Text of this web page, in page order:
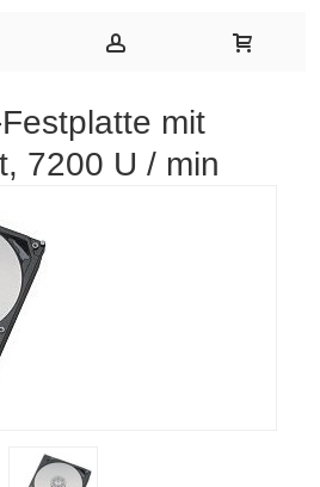
mit
7200 U / min